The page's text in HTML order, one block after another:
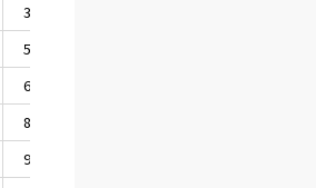
3,4
5,0
6,1
8,6
9,0